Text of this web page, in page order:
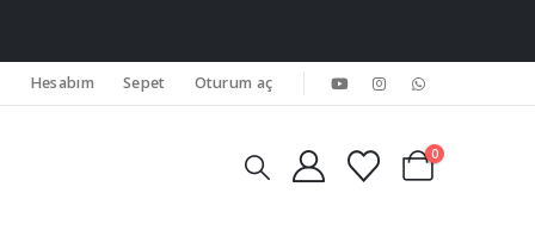
Hesabım Sepet Oturum aç
0